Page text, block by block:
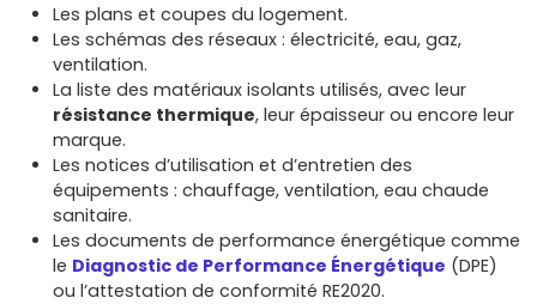
Les plans et coupes du logement.
Les schémas des réseaux : électricité, eau, gaz,
ventilation.
La liste des matériaux isolants utilisés, avec leur
résistance thermique, leur épaisseur ou encore leur
marque.
Les notices d’utilisation et d’entretien des
équipements : chauffage, ventilation, eau chaude
sanitaire.
Les documents de performance énergétique comme
le Diagnostic de Performance Énergétique (DPE)
ou l’attestation de conformité RE2020.